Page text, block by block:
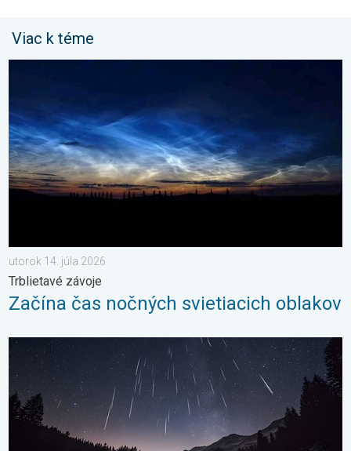
Viac k téme
utorok 14. júla 2026
Trblietavé závoje
Začína čas nočných svietiacich oblakov
Začína obdobie padajúcich hviezd. Vrchol v auguste. . .